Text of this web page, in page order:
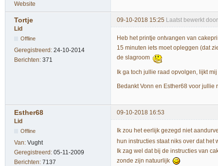
Website
Tortje 09-10-2018 15:25 Laatst bewerkt
Lid
Offline
Geregistreerd: 24-10-2014
Berichten: 371
Heb het printje ontvangen van
15 minuten iets moet opleggen (dat
de slagroom
Ik ga toch jullie raad opvolgen, lijkt
Bedankt Vonn en Esther68 voor
Esther68
09-10-2018 16:53
Lid
Offline
Van: Vught
Geregistreerd: 05-11-2009
Berichten: 7137
Ik zou het eerlijk gezegd niet
hun instructies staat niks over dat het
Ik zag wel dat bij de instructies van
zonde zijn natuurlijk